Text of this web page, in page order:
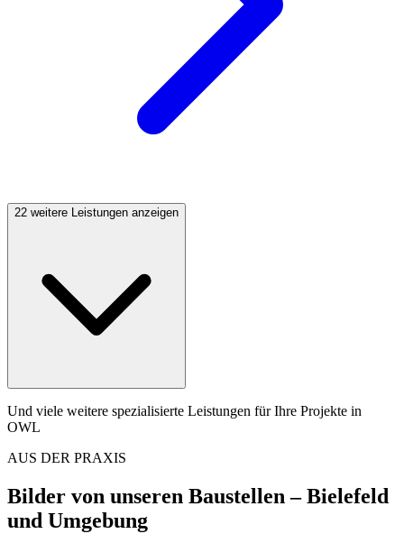
22 weitere Leistungen anzeigen
Und viele weitere spezialisierte Leistungen für Ihre Projekte in
OWL
AUS DER PRAXIS
Bilder von unseren Baustellen – Bielefeld
und Umgebung